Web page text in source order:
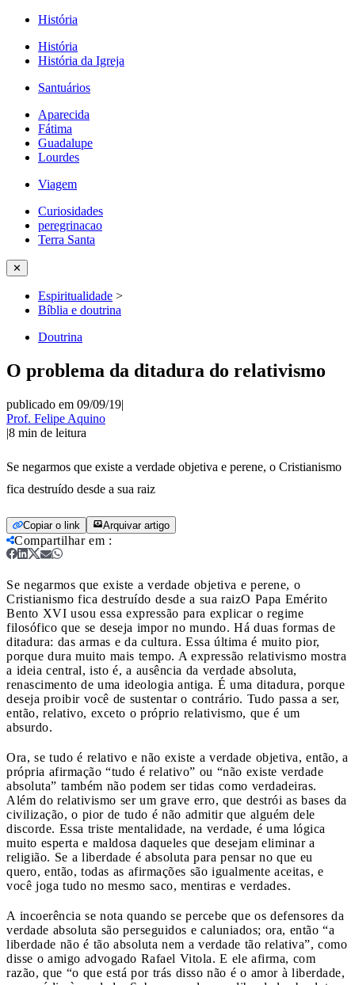
História
História
História da Igreja
Santuários
Aparecida
Fátima
Guadalupe
Lourdes
Viagem
Curiosidades
peregrinacao
Terra Santa
✕
Espiritualidade >
Bíblia e doutrina
Doutrina
O problema da ditadura do relativismo
publicado em 09/09/19|
Prof. Felipe Aquino
|8 min de leitura
Se negarmos que existe a verdade objetiva e perene, o Cristianismo
fica destruído desde a sua raiz
Copiar o link Arquivar artigo
Compartilhar em :
Se negarmos que existe a verdade objetiva e perene, o
Cristianismo fica destruído desde a sua raizO Papa Emérito
Bento XVI usou essa expressão para explicar o regime
filosófico que se deseja impor no mundo. Há duas formas de
ditadura: das armas e da cultura. Essa última é muito pior,
porque dura muito mais tempo. A expressão relativismo mostra
a ideia central, isto é, a ausência da verdade absoluta,
renascimento de uma ideologia antiga. É uma ditadura, porque
deseja proibir você de sustentar o contrário. Tudo passa a ser,
então, relativo, exceto o próprio relativismo, que é um
absurdo.
Ora, se tudo é relativo e não existe a verdade objetiva, então, a
própria afirmação “tudo é relativo” ou “não existe verdade
absoluta” também não podem ser tidas como verdadeiras.
Além do relativismo ser um grave erro, que destrói as bases da
civilização, o pior de tudo é não admitir que alguém dele
discorde. Essa triste mentalidade, na verdade, é uma lógica
muito esperta e maldosa daqueles que desejam eliminar a
religião. Se a liberdade é absoluta para pensar no que eu
quero, então, todas as afirmações são igualmente aceitas, e
você joga tudo no mesmo saco, mentiras e verdades.
A incoerência se nota quando se percebe que os defensores da
verdade absoluta são perseguidos e caluniados; ora, então “a
liberdade não é tão absoluta nem a verdade tão relativa”, como
disse o amigo advogado Rafael Vitola. E ele afirma, com
razão, que “o que está por trás disso não é o amor à liberdade,